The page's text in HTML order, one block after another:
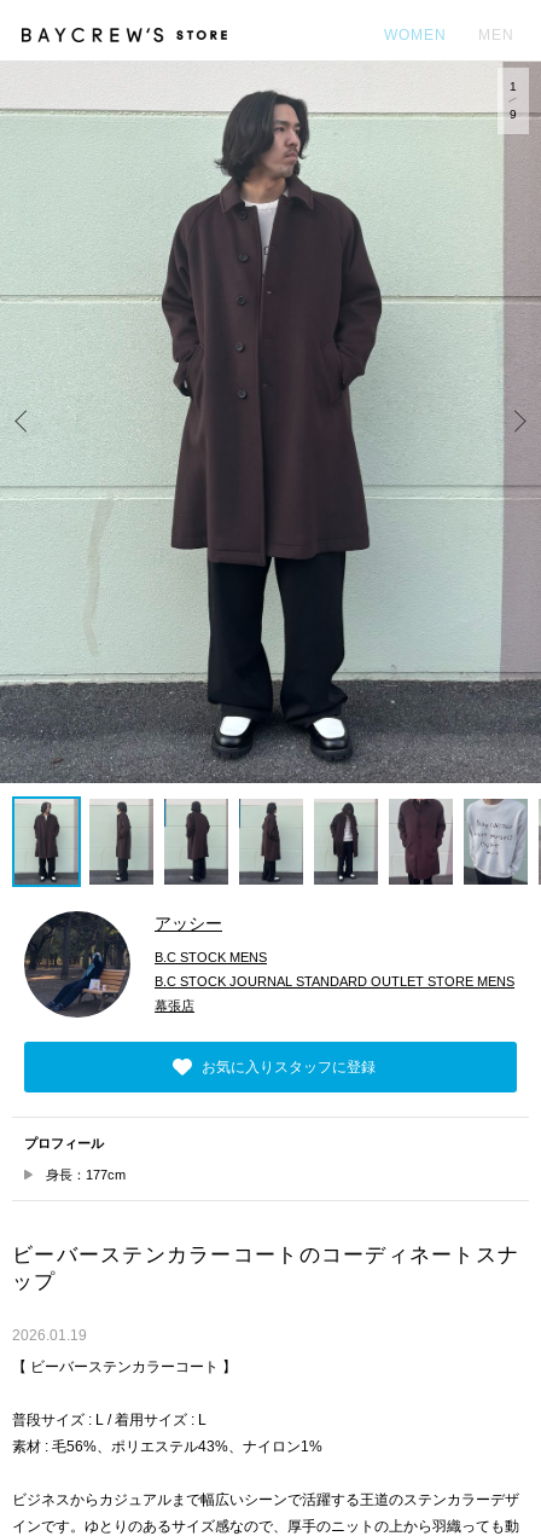
WOMEN MEN
Prev
1
9
アッシー
B.C STOCK MENS
B.C STOCK JOURNAL STANDARD OUTLET STORE MENS
幕張店
お気に入りスタッフに登録
プロフィール
身長：177cm
ビーバーステンカラーコートのコーディネートスナ
ップ
2026.01.19
【 ビーバーステンカラーコート 】
普段サイズ : L / 着用サイズ : L
素材 : 毛56%、ポリエステル43%、ナイロン1%
ビジネスからカジュアルまで幅広いシーンで活躍する王道のステンカラーデザ
インです。ゆとりのあるサイズ感なので、厚手のニットの上から羽織っても動